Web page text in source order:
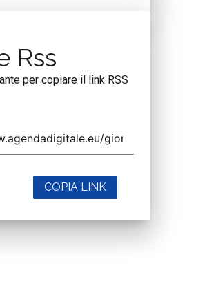
Rss
per copiare il link RSS
COPIA LINK